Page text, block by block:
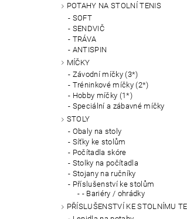
POTAHY NA STOLNÍ TENIS
SOFT
SENDVIČ
TRÁVA
ANTISPIN
MÍČKY
Závodní míčky (3*)
Tréninkové míčky (2*)
Hobby míčky (1*)
Speciální a zábavné míčky
STOLY
Obaly na stoly
Síťky ke stolům
Počítadla skóre
Stolky na počítadla
Stojany na ručníky
Příslušenství ke stolům
- Bariéry / ohrádky
PŘÍSLUŠENSTVÍ KE STOLNÍMU